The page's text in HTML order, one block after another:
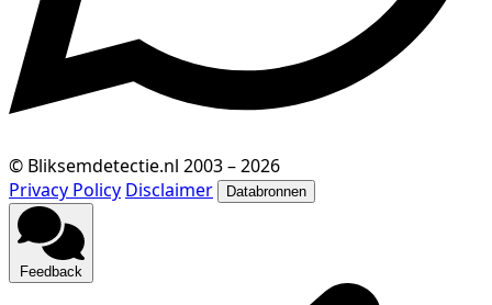
© Bliksemdetectie.nl 2003 – 2026
Privacy Policy Disclaimer Databronnen
Feedback